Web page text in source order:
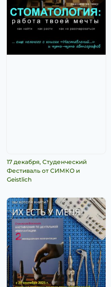
17 декабря, Студенческий
Фестиваль от СИМКО и
Geistlich